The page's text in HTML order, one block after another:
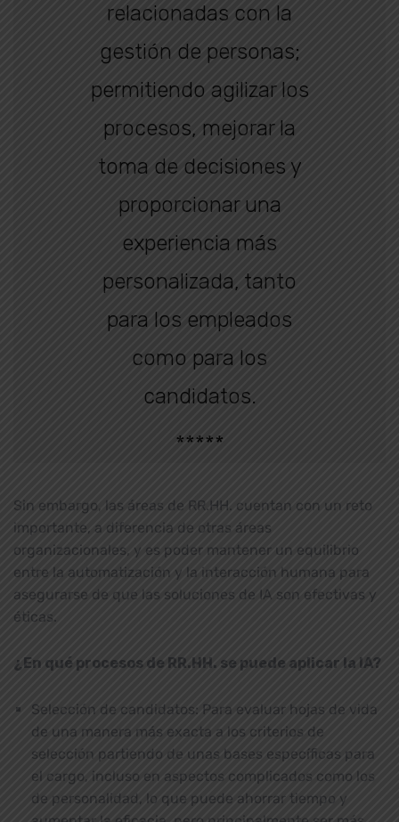
relacionadas con la
gestión de personas;
permitiendo agilizar los
procesos, mejorar la
toma de decisiones y
proporcionar una
experiencia más
personalizada, tanto
para los empleados
como para los
candidatos.
*****
Sin embargo, las áreas de RR.HH. cuentan con un reto
importante, a diferencia de otras áreas
organizacionales, y es poder mantener un equilibrio
entre la automatización y la interacción humana para
asegurarse de que las soluciones de IA son efectivas y
éticas.
¿En qué procesos de RR.HH. se puede aplicar la IA?
Selección de candidatos: Para evaluar hojas de vida
de una manera más exacta a los criterios de
selección partiendo de unas bases específicas para
el cargo, incluso en aspectos complicados como los
de personalidad, lo que puede ahorrar tiempo y